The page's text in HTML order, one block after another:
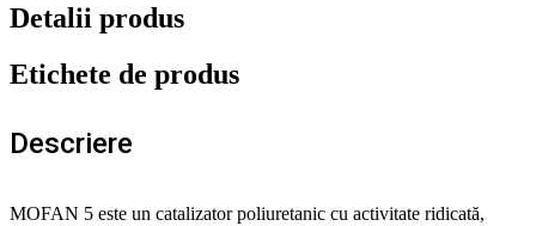
Detalii produs
Etichete de produs
Descriere
MOFAN 5 este un catalizator poliuretanic cu activitate ridicată,